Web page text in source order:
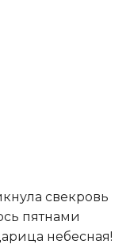
свекровь
пятнами
небесная!